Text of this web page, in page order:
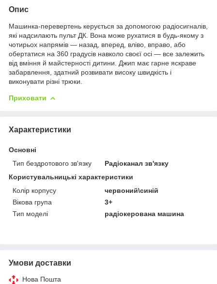
Опис
Машинка-перевертень керується за допомогою радіосигналів,
які надсилають пульт ДК. Вона може рухатися в будь-якому з
чотирьох напрямів — назад, вперед, вліво, вправо, або
обертатися на 360 градусів навколо своєї осі — все залежить
від вміння й майстерності дитини. Джип має гарне яскраве
забарвлення, здатний розвивати високу швидкість і
виконувати різні трюки.
Приховати
Характеристики
Основні
Тип бездротового зв'язку
Радіоканал зв'язку
Користувальницькі характеристики
Колір корпусу
червоний\синій
Вікова група
3+
Тип моделі
радіокерована машина
Умови доставки
Нова Пошта